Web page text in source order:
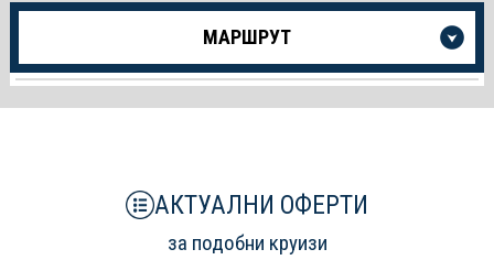
Още
за
Круиза
МАРШРУТ
АКТУАЛНИ ОФЕРТИ
за подобни круизи